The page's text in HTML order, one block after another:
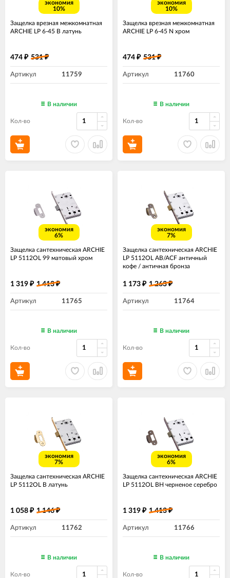
экономия
10%
Защелка врезная межкомнатная
ARCHIE LP 6-45 B латунь
474 ₽ 531₽
Артикул 11759
В наличии
Кол-во
экономия
10%
Защелка врезная межкомнатная
ARCHIE LP 6-45 N хром
474 ₽ 531₽
Артикул 11760
В наличии
Кол-во
экономия
6%
Защелка сантехническая ARCHIE
LP 5112OL 99 матовый хром
1 319 ₽ 1 413₽
Артикул 11765
В наличии
Кол-во
экономия
7%
Защелка сантехническая ARCHIE
LP 5112OL AB/ACF античный
кофе / античная бронза
1 173 ₽ 1 263₽
Артикул 11764
В наличии
Кол-во
экономия
7%
Защелка сантехническая ARCHIE
LP 5112OL B латунь
1 058 ₽ 1 146₽
Артикул 11762
В наличии
Кол-во
экономия
6%
Защелка сантехническая ARCHIE
LP 5112OL BH черненое серебро
1 319 ₽ 1 413₽
Артикул 11766
В наличии
Кол-во